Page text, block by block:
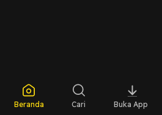
Beranda Cari Buka App